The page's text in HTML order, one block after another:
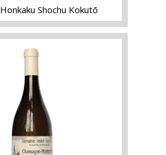
Honkaku Shochu Kokutō